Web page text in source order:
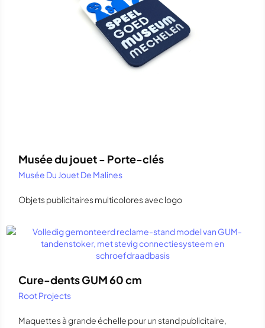
Musée du jouet - Porte-clés
Musée Du Jouet De Malines
Objets publicitaires multicolores avec logo
Cure-dents GUM 60 cm
Root Projects
Maquettes à grande échelle pour un stand publicitaire,